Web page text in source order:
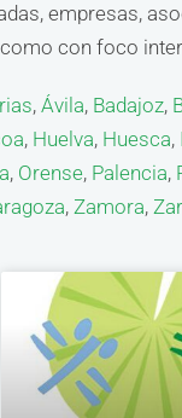
empresas,
con foco
, Ávila, Badajoz,
, Huelva, Huesca,
, Orense, Palencia,
, Zamora,